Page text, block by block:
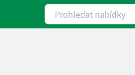
Prohledat nabídky